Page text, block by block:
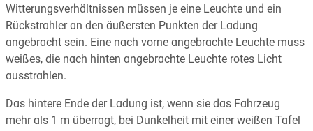
Witterungsverhältnissen müssen je eine Leuchte und ein
Rückstrahler an den äußersten Punkten der Ladung
angebracht sein. Eine nach vorne angebrachte Leuchte muss
weißes, die nach hinten angebrachte Leuchte rotes Licht
ausstrahlen.
Das hintere Ende der Ladung ist, wenn sie das Fahrzeug
mehr als 1 m überragt, bei Dunkelheit mit einer weißen Tafel